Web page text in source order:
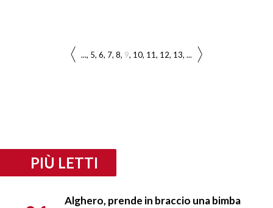
... 5 6 7 8 9 10 11 12 13 ...
PIÙ LETTI
Alghero, prende in braccio una bimba